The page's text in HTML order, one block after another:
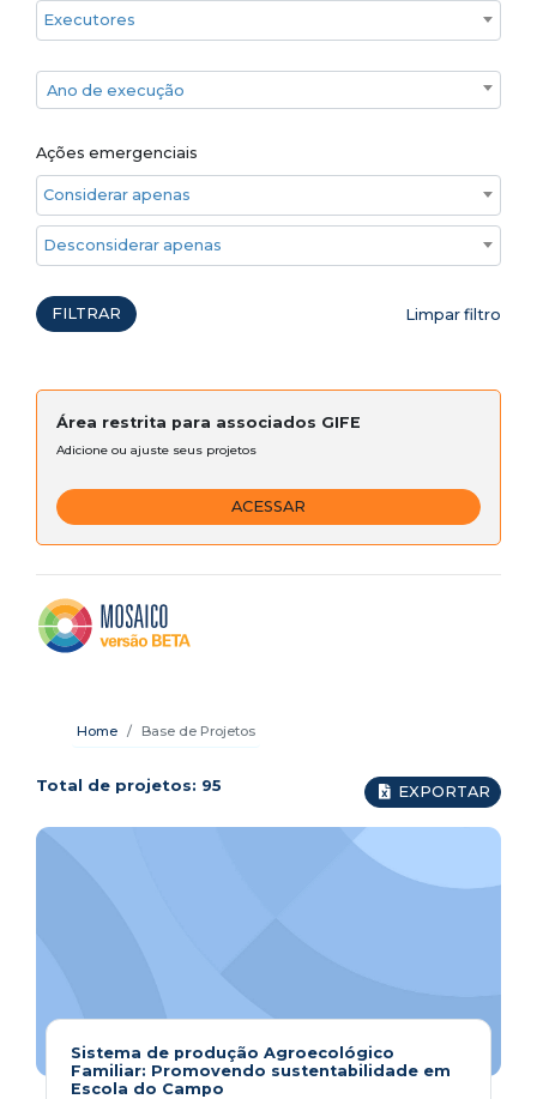
Executores
Ano de execução
Ano de execução
Ações emergenciais
Considerar apenas ações emergenciais
Desconsiderar apenas ações emergenciais
FILTRAR Limpar filtro
Área restrita para associados GIFE
Adicione ou ajuste seus projetos
ACESSAR
Home Base de Projetos
Total de projetos: 95 EXPORTAR
Sistema de produção Agroecológico
Familiar: Promovendo sustentabilidade em
Escola do Campo